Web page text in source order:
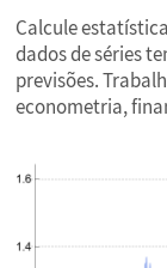
Calcule
dados de séries
previsões.
econometria,